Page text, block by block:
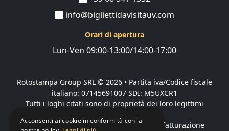
l'attenzione e rimane impresso nella mente. Esplora le
possibilità e lascia che il tuo biglietto da visita rifletta la
precisione e la cura che metti in ogni aspetto del tuo
lavoro come ottico.
info@bigliettidavisitauv.com
Orari di apertura
Lun-Ven 09:00-13:00/14:00-17:00
Rotostampa Group SRL © 2026 • Partita iva/Codice fiscale
italiano: 07145691007 SDI: M5UXCR1
Tutti i loghi citati sono di proprietà dei loro legittimi
Azienda presente sul MEPAadibita alla fatturazione
Acconsenti ai cookie in conformità con la